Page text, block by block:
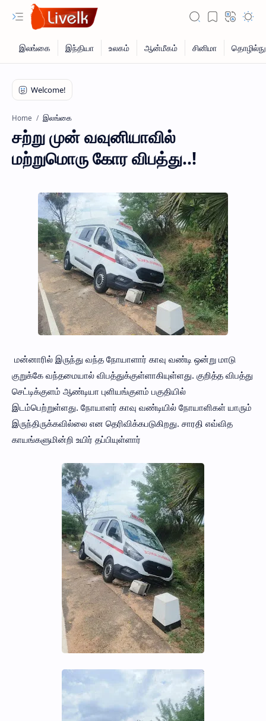
Home இலங்கை
சற்று முன் வவுனியாவில்
மற்றுமொரு கோர விபத்து..!
மன்னாரில் இருந்து வந்த நோயாளார் காவு வண்டி ஒன்று மாடு
குறுக்கே வந்தமையால் விபத்துக்குள்ளாகியுள்ளது. குறித்த விபத்து
செட்டிக்குளம் ஆண்டியா புளியங்குளம் பகுதியில்
இடம்பெற்றுள்ளது. நோயாளர் காவு வண்டியில் நோயாளிகள் யாரும்
இருந்திருக்கவில்லை என தெரிவிக்கபடுகிறது. சாரதி எவ்வித
காயங்களுமின்றி உயிர் தப்பியுள்ளார்